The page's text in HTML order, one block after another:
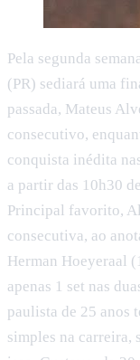
Pela segunda
(PR) sediará uma
passada, Mateus
consecutivo,
conquista inédita
a partir das 10h30
Principal favorito,
consecutiva, ao
Herman Hoeyeraal
apenas 1 set nas
paulista de 25 anos
simples na carreira,